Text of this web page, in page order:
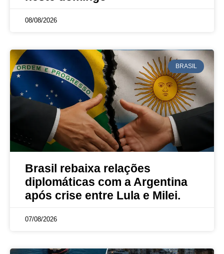
08/08/2026
BRASIL
Brasil rebaixa relações
diplomáticas com a Argentina
após crise entre Lula e Milei.
07/08/2026